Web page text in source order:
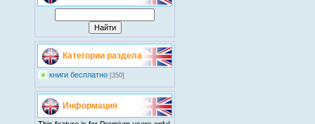
Категории раздела
книги бесплатно [350]
Информация